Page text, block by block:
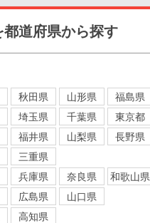
道府県から探す
秋田県 山形県
福島県
埼玉県 千葉県 東京都
福井県 山梨県
長野県
三重県
兵庫県 奈良県
和歌山県
広島県
山口県
高知県